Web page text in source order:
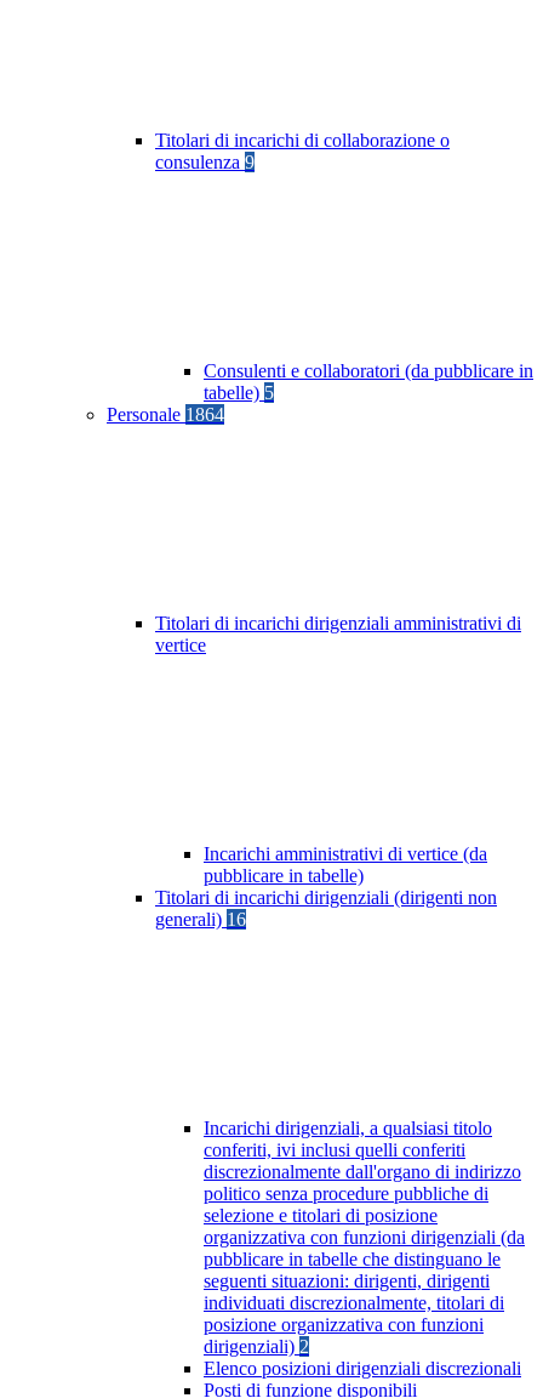
Titolari di incarichi di collaborazione o
consulenza 9
Consulenti e collaboratori (da pubblicare in
tabelle) 5
Personale 1864
Titolari di incarichi dirigenziali amministrativi di
vertice
Incarichi amministrativi di vertice (da
pubblicare in tabelle)
Titolari di incarichi dirigenziali (dirigenti non
generali) 16
Incarichi dirigenziali, a qualsiasi titolo
conferiti, ivi inclusi quelli conferiti
discrezionalmente dall'organo di indirizzo
politico senza procedure pubbliche di
selezione e titolari di posizione
organizzativa con funzioni dirigenziali (da
pubblicare in tabelle che distinguano le
seguenti situazioni: dirigenti, dirigenti
individuati discrezionalmente, titolari di
posizione organizzativa con funzioni
dirigenziali) 2
Elenco posizioni dirigenziali discrezionali
Posti di funzione disponibili